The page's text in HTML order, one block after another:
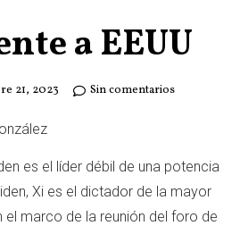
a EEUU
21, 2023 Sin comentarios
es el líder débil de una potencia
Xi es el dictador de la mayor
el marco de la reunión del foro de